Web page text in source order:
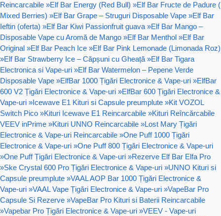
Reincarcabile »Elf Bar Energy (Red Bull) »Elf Bar Fructe de Padure (
Mixed Berries) »Elf Bar Grape – Struguri Disposable Vape »Elf Bar
Ieftin (oferta) »Elf Bar Kiwi Passionfruit guava »Elf Bar Mango –
Disposable Vape cu Aromă de Mango »Elf Bar Menthol »Elf Bar
Original »Elf Bar Peach Ice »Elf Bar Pink Lemonade (Limonada Roz)
»Elf Bar Strawberry Ice – Căpșuni cu Gheață »Elf Bar Tigara
Electronica si Vape-uri »Elf Bar Watermelon – Pepene Verde
Disposable Vape »ElfBar 1000 Țigări Electronice & Vape-uri »ElfBar
600 V2 Țigări Electronice & Vape-uri »ElfBar 600 Țigări Electronice &
Vape-uri »Icewave E1 Kituri si Capsule preumplute »Kit VOZOL
Switch Pico »Kituri Icewave E1 Reincarcabile »Kituri Reîncărcabile
VEEV inPrime »Kituri UNNO Reincarcabile »Lost Mary Țigări
Electronice & Vape-uri Reincarcabile »One Puff 1000 Țigări
Electronice & Vape-uri »One Puff 800 Țigări Electronice & Vape-uri
»One Puff Țigări Electronice & Vape-uri »Rezerve Elf Bar Elfa Pro
»Ske Crystal 600 Pro Țigări Electronice & Vape-uri »UNNO Kituri si
Capsule preumplute »VAAL AOP Bar 1000 Țigări Electronice &
Vape-uri »VAAL Vape Țigări Electronice & Vape-uri »VapeBar Pro
Capsule Si Rezerve »VapeBar Pro Kituri si Baterii Reincarcabile
»Vapebar Pro Țigări Electronice & Vape-uri »VEEV - Vape-uri